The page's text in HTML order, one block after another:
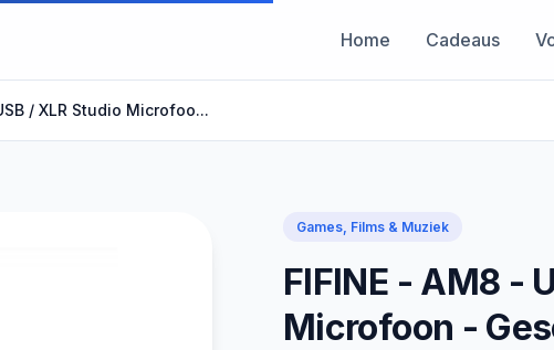
Home Cadeaus
/ XLR Studio Microfoo...
Games, Films & Muziek
FIFINE - AM8 -
Microfoon -